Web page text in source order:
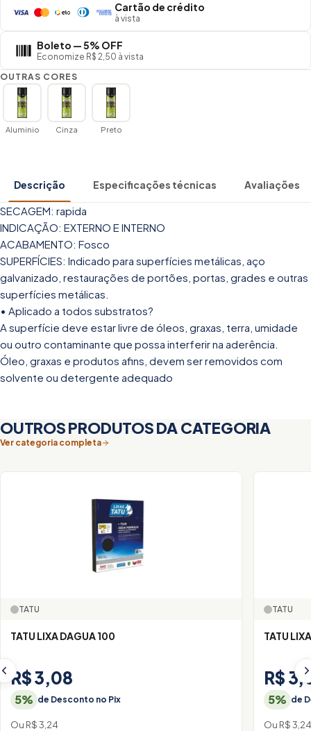
Cartão de crédito
à vista
Boleto — 5% OFF
Economize R$ 2,50 à vista
OUTRAS CORES
Aluminio Cinza Preto
Descrição Especificações técnicas Avaliações
SECAGEM: rapida
INDICAÇÃO: EXTERNO E INTERNO
ACABAMENTO: Fosco
SUPERFÍCIES: Indicado para superfícies metálicas, aço
galvanizado, restaurações de portões, portas, grades e outras
superfícies metálicas.
• Aplicado a todos substratos?
A superfície deve estar livre de óleos, graxas, terra, umidade
ou outro contaminante que possa interferir na aderência.
Óleo, graxas e produtos afins, devem ser removidos com
solvente ou detergente adequado
OUTROS PRODUTOS DA CATEGORIA
Ver categoria completa
TATU
TATU LIXA DAGUA 100
R$ 3,08
5% de Desconto no Pix
Ou R$ 3,24
TATU
TATU
R$
5% de
Ou R$